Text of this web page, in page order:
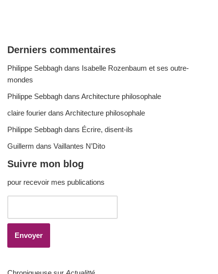
Derniers commentaires
Philippe Sebbagh dans Isabelle Rozenbaum et ses outre-
mondes
Philippe Sebbagh dans Architecture philosophale
claire fourier dans Architecture philosophale
Philippe Sebbagh dans Écrire, disent-ils
Guillerm dans Vaillantes N’Dito
Suivre mon blog
pour recevoir mes publications